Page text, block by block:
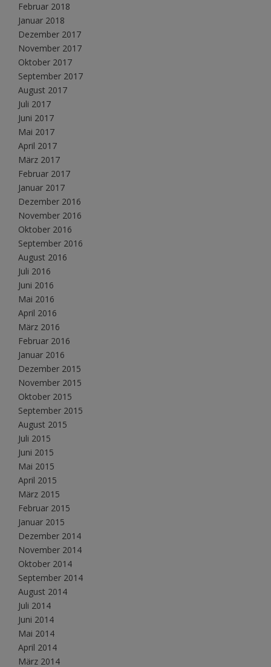
Februar 2018
Januar 2018
Dezember 2017
November 2017
Oktober 2017
September 2017
August 2017
Juli 2017
Juni 2017
Mai 2017
April 2017
März 2017
Februar 2017
Januar 2017
Dezember 2016
November 2016
Oktober 2016
September 2016
August 2016
Juli 2016
Juni 2016
Mai 2016
April 2016
März 2016
Februar 2016
Januar 2016
Dezember 2015
November 2015
Oktober 2015
September 2015
August 2015
Juli 2015
Juni 2015
Mai 2015
April 2015
März 2015
Februar 2015
Januar 2015
Dezember 2014
November 2014
Oktober 2014
September 2014
August 2014
Juli 2014
Juni 2014
Mai 2014
April 2014
März 2014